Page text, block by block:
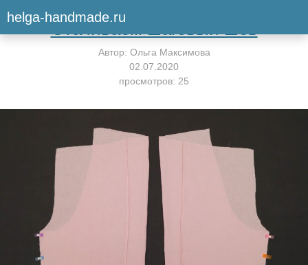
helga-handmade.ruВернуться к мастер-классу
Стачиваем шаговый шов
Автор: Ольга Максимова
02.07.2020
просмотров: 25